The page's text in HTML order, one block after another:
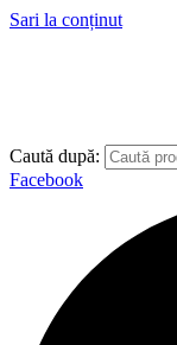
Sari la conținut
Caută după:
Facebook